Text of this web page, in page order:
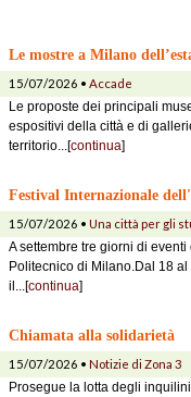
Le mostre a Milano
15/07/2026 • Accade
Le proposte dei principali
espositivi della città e di
territorio...[continua]
Festival Internazionale
15/07/2026 • Una città per gli
A settembre tre giorni di eventi
Politecnico di Milano.Dal 18 al
il...[continua]
Chiamata alla solidarietà
15/07/2026 • Notizie di Zona 3
Prosegue la lotta degli